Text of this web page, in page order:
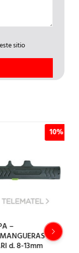
sitio
10%
–
d. 8-13mm